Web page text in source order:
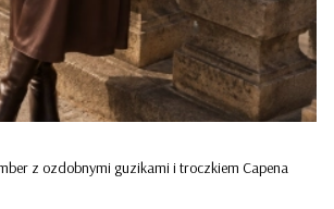
z ozdobnymi guzikami i troczkiem Capena